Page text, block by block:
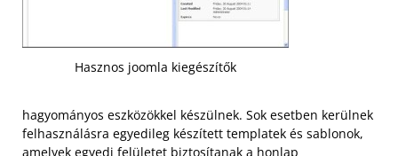
Hasznos joomla kiegészítők
hagyományos eszközökkel készülnek. Sok esetben kerülnek
felhasználásra egyedileg készített templatek és sablonok,
amelyek egyedi felületet biztosítanak a honlap